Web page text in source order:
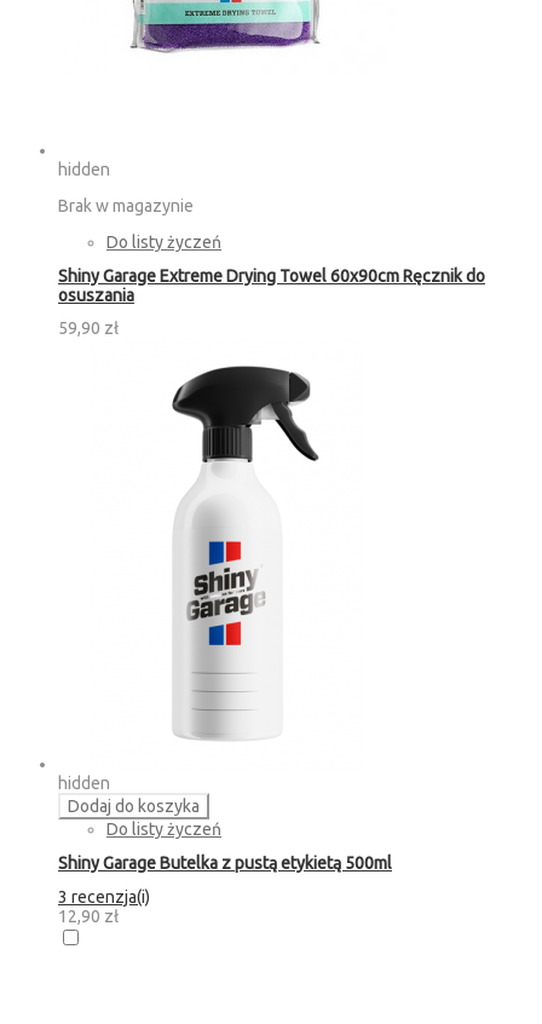
hidden
Brak w magazynie
Do listy życzeń
Shiny Garage Extreme Drying Towel 60x90cm Ręcznik do
osuszania
59,90 zł
hidden
Dodaj do koszyka
Do listy życzeń
Shiny Garage Butelka z pustą etykietą 500ml
3 recenzja(i)
12,90 zł